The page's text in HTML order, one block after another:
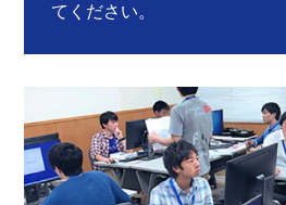
てください。